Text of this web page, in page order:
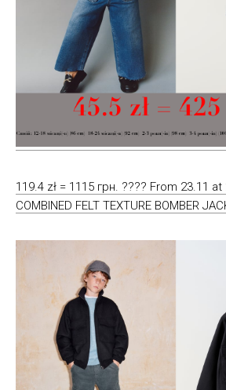
119.4 zł = 1115 грн. ???? From 23.11 at
COMBINED FELT TEXTURE BOMBER